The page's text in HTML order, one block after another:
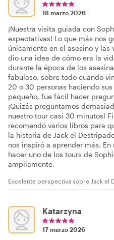
18 marzo 2026
¡Nuestra visita guiada con
expectativas! Lo que más nos
únicamente en el asesino y
dio una idea de cómo era la
durante la época de los
fabuloso, sobre todo cuando
20 o 30 personas haciendo
pequeño, fue fácil hacer
¡Quizás preguntamos
nuestro tour casi 30 minutos!
recomendó varios libros para
la historia de Jack el
nos inspiró a aprender más.
hacer uno de los tours de
ampliamente.
Excelente perspectiva sobre Jack el
Katarzyna
17 marzo 2026